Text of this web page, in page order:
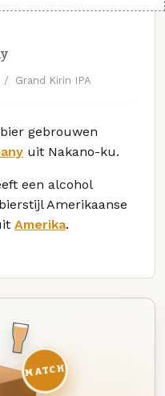
Grand Kirin IPA
gebrouwen
uit Nakano-ku.
een alcohol
Amerikaanse
Amerika.
MATCH